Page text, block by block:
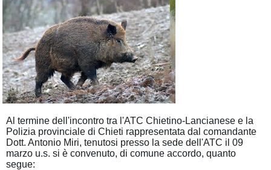
Al termine dell'incontro tra l'ATC Chietino-Lancianese e la
Polizia provinciale di Chieti rappresentata dal comandante
Dott. Antonio Miri, tenutosi presso la sede dell'ATC il 09
marzo u.s. si è convenuto, di comune accordo, quanto
segue: